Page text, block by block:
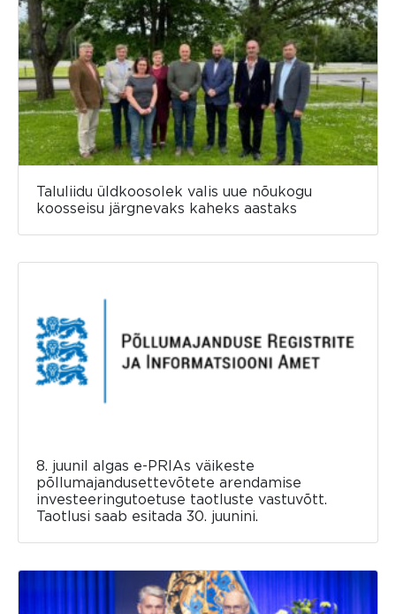
Taluliidu üldkoosolek valis uue nõukogu
koosseisu järgnevaks kaheks aastaks
8. juunil algas e-PRIAs väikeste
põllumajandusettevõtete arendamise
investeeringutoetuse taotluste vastuvõtt.
Taotlusi saab esitada 30. juunini.